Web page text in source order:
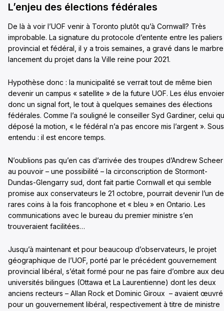
L’enjeu des élections fédérales
De là à voir l’UOF venir à Toronto plutôt qu’à Cornwall? Très
improbable. La signature du protocole d’entente entre les paliers
provincial et fédéral, il y a trois semaines, a gravé dans le
lancement du projet dans la Ville reine pour 2021.
Hypothèse donc : la municipalité se verrait tout de même bien
devenir un campus « satellite » de la future UOF. Les élus
donc un signal fort, le tout à quelques semaines des élections
fédérales. Comme l’a souligné le conseiller Syd Gardiner, celui
déposé la motion, « le fédéral n’a pas encore mis l’argent ».
entendu : il est encore temps.
N’oublions pas qu’en cas d’arrivée des troupes d’Andrew Scheer
au pouvoir – une possibilité – la circonscription de Stormont-
Dundas-Glengarry sud, dont fait partie Cornwall et qui semble
promise aux conservateurs le 21 octobre, pourrait devenir l’un
rares coins à la fois francophone et « bleu » en Ontario. Les
communications avec le bureau du premier ministre s’en
trouveraient facilitées…
Jusqu’à maintenant et pour beaucoup d’observateurs, le projet
géographique de l’UOF, porté par le précédent gouvernement
provincial libéral, s’était formé pour ne pas faire d’ombre aux
universités bilingues (Ottawa et La Laurentienne) dont les deux
anciens recteurs – Allan Rock et Dominic Giroux – avaient œuvré
pour un gouvernement libéral, respectivement à titre de ministre